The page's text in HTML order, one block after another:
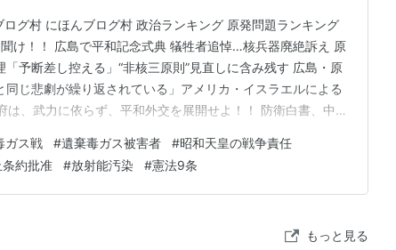
グ村 にほんブログ村 政治ランキング 原発問題ランキング
け！！ 広島で平和記念式典 犠牲者追悼…核兵器廃絶訴え 原
予断差し控える」“非核三原則”見直しに含み残す 広島・原
じ悲劇が繰り返されている」アメリカ・イスラエルによる
は、武力に依らず、平和外交を展開せよ！！ 防衛白書、中国
市に「平和首長会議加盟を」と要望 日本から核廃絶の声を
絶…
ガス戦 #遺棄毒ガス被害者 #昭和天皇の戦争責任
約批准 #放射能汚染 #憲法9条
もっと見る